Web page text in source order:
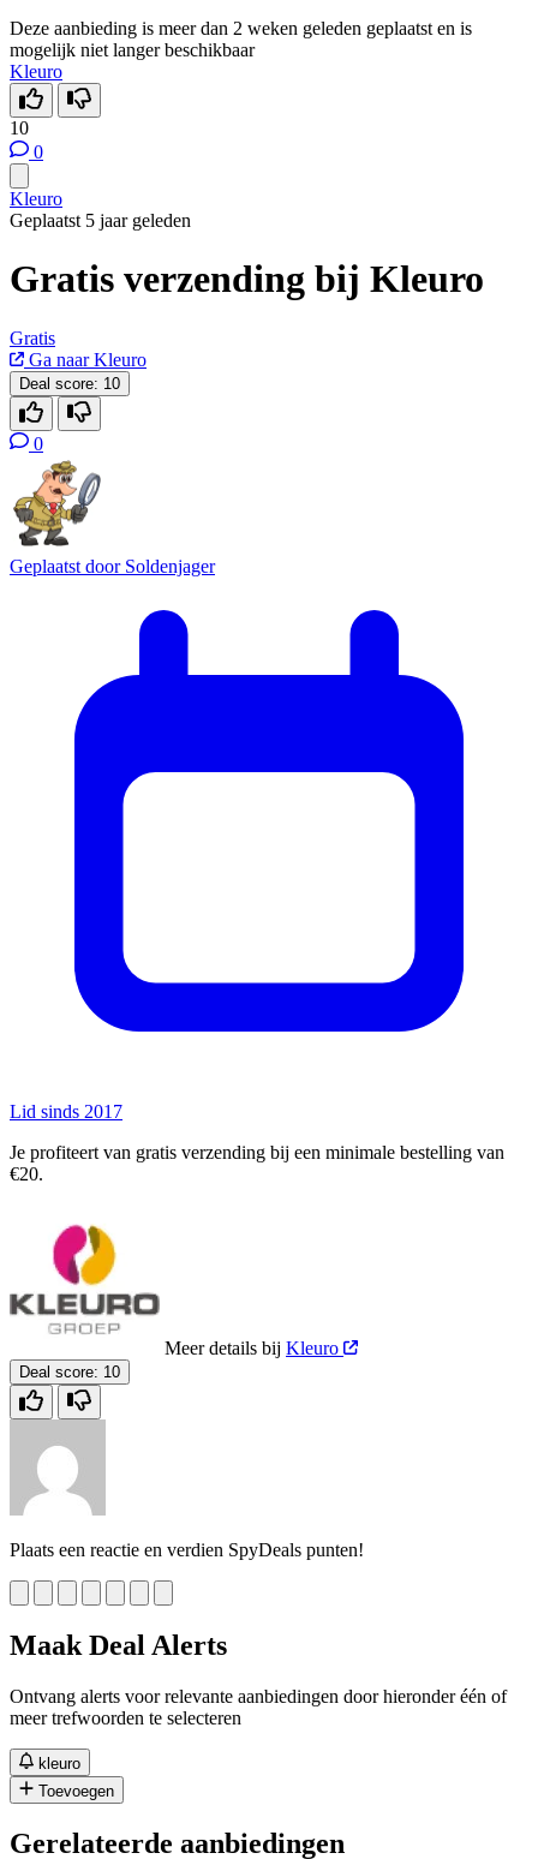
Deze aanbieding is meer dan 2 weken geleden geplaatst en is
mogelijk niet langer beschikbaar
Kleuro
10
0
Kleuro
Geplaatst 5 jaar geleden
Gratis verzending bij Kleuro
Gratis
Ga naar Kleuro
Deal score: 10
0
Geplaatst door Soldenjager
Lid sinds 2017
Je profiteert van gratis verzending bij een minimale bestelling van
€20.
Meer details bij Kleuro
Deal score: 10
Plaats een reactie en verdien SpyDeals punten!
Maak Deal Alerts
Ontvang alerts voor relevante aanbiedingen door hieronder één of
meer trefwoorden te selecteren
kleuro
Toevoegen
Gerelateerde aanbiedingen